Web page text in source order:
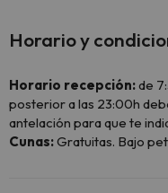
Horario y
Horario recepción:de
posterior a las 23:00h
antelación para que te
Cunas:Gratuitas. Bajo